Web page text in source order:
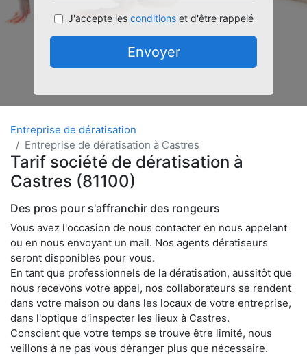
J'accepte les conditionset d'être rappelé
Envoyer
Entreprise de dératisation
Entreprise de dératisation à Castres
Tarif société de dératisation à
Castres (81100)
Des pros pour s'affranchir des rongeurs
Vous avez l'occasion de nous contacter en nous appelant
ou en nous envoyant un mail. Nos agents dératiseurs
seront disponibles pour vous.
En tant que professionnels de la dératisation, aussitôt que
nous recevons votre appel, nos collaborateurs se rendent
dans votre maison ou dans les locaux de votre entreprise,
dans l'optique d'inspecter les lieux à Castres.
Conscient que votre temps se trouve être limité, nous
veillons à ne pas vous déranger plus que nécessaire.